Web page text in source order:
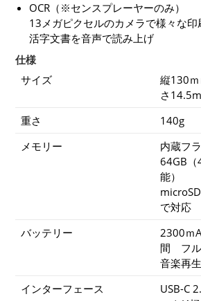
OCR（※センスプレーヤーのみ）
13メガピクセルのカメラで様々な印
活字文書を音声で読み上げ
仕様
サイズ
縦130
さ
重さ
140g
メモリー
内蔵フ
64GB（
能）
で対応
バッテリー
2300ｍ
間 フル
音楽再
インターフェース
USB-C